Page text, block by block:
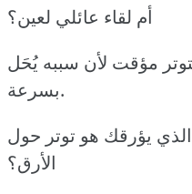
أم لقاء عائلي لعين؟
مؤقت لأن سببه يُحَل
بسرعة.
يؤرقك هو توتر حول
الأرق؟